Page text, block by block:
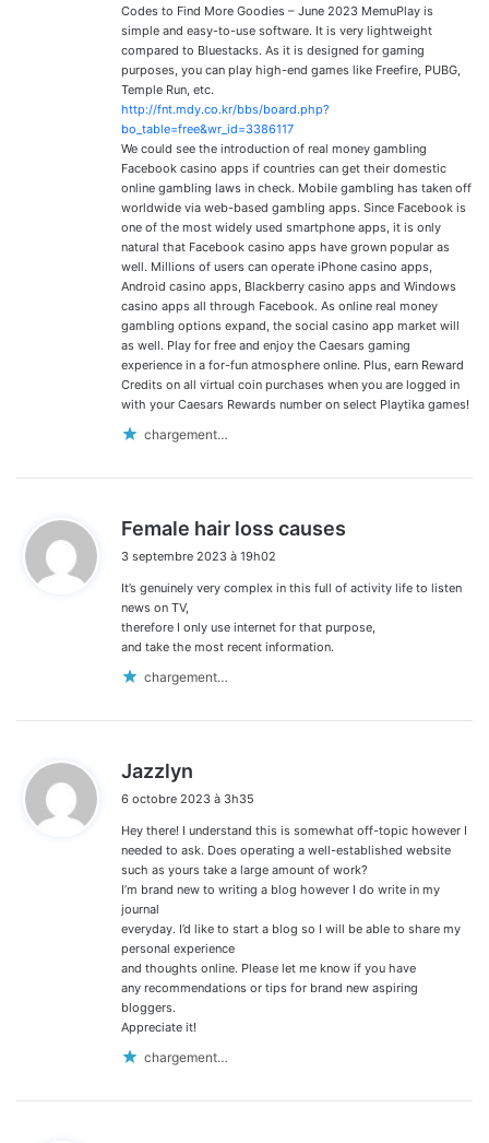
Codes to Find More Goodies – June 2023 MemuPlay is
simple and easy-to-use software. It is very lightweight
compared to Bluestacks. As it is designed for gaming
purposes, you can play high-end games like Freefire, PUBG,
Temple Run, etc.
http://fnt.mdy.co.kr/bbs/board.php?
bo_table=free&wr_id=3386117
We could see the introduction of real money gambling
Facebook casino apps if countries can get their domestic
online gambling laws in check. Mobile gambling has taken off
worldwide via web-based gambling apps. Since Facebook is
one of the most widely used smartphone apps, it is only
natural that Facebook casino apps have grown popular as
well. Millions of users can operate iPhone casino apps,
Android casino apps, Blackberry casino apps and Windows
casino apps all through Facebook. As online real money
gambling options expand, the social casino app market will
as well. Play for free and enjoy the Caesars gaming
experience in a for-fun atmosphere online. Plus, earn Reward
Credits on all virtual coin purchases when you are logged in
with your Caesars Rewards number on select Playtika games!
chargement…
Female hair loss causes
3 septembre 2023 à 19h02
It’s genuinely very complex in this full of activity life to listen
news on TV,
therefore I only use internet for that purpose,
and take the most recent information.
chargement…
Jazzlyn
t
:
6 octobre 2023 à 3h35
Hey there! I understand this is somewhat off-topic however I
needed to ask. Does operating a well-established website
such as yours take a large amount of work?
I’m brand new to writing a blog however I do write in my
journal
everyday. I’d like to start a blog so I will be able to share my
personal experience
and thoughts online. Please let me know if you have
any recommendations or tips for brand new aspiring
bloggers.
Appreciate it!
chargement…